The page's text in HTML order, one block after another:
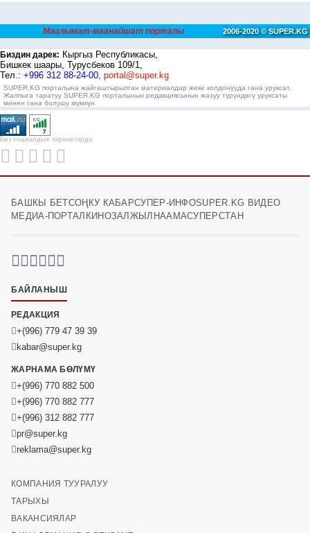
Маалымат-маанайшат порталы 2006-2020 © SUPER.KG
Биздин дарек: Кыргыз Республикасы,
Бишкек шаары, Турусбеков 109/1,
Тел.: +996 312 88-24-00, portal@super.kg
SUPER.KG порталына жайгаштырылган материалдар жеке колдонууда гана уруксат.
Жалпыга таратуу SUPER.KG порталынын редакциясынын жазуу түрүндөгү уруксаты
менен гана болушу мүмкүн.
Биз социалдык тармактарда:
БАШКЫ БЕТСОҢКУ КАБАРСУПЕР-ИНФОSUPER.KG ВИДЕО
МЕДИА-ПОРТАЛ КИНОЗАЛ ЖЫЛНААМАСУПЕРСТАН
БАЙЛАНЫШ
РЕДАКЦИЯ
+(996) 779 47 39 39
kabar@super.kg
ЖАРНАМА БӨЛҮМҮ
+(996) 770 882 500
+(996) 770 882 777
+(996) 312 882 777
pr@super.kg
reklama@super.kg
КОМПАНИЯ ТУУРАЛУУ
ТАРЫХЫ
ВАКАНСИЯЛАР